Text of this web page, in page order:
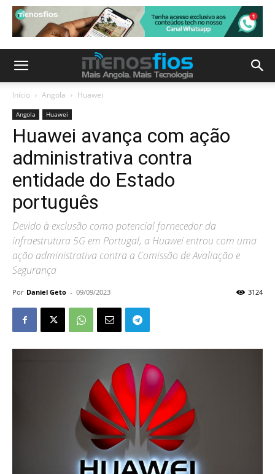
Início Angola Huawei
Angola Huawei
Huawei avança com ação
administrativa contra
entidade do Estado
português
Devido à exclusão como potencial fornecedor da
infraestrutura 5G em Portugal, a Huawei entrou com uma
ação administrativa contra a Comissão de Avaliação e
Segurança
Por Daniel Geto - 09/09/2023 3124